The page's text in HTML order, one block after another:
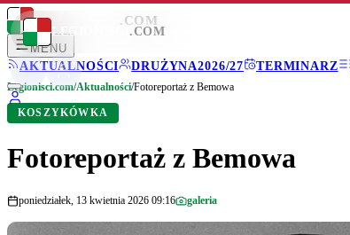
LEGIONISCI .COM
MENU
AKTUALNOŚCI
DRUŻYNA2026/27 TERMINARZ
LEGIONISCI .COM
Legionisci.com/Aktualności/Fotoreportaż z Bemowa
KOSZYKÓWKA
Fotoreportaż z Bemowa
poniedziałek, 13 kwietnia 2026 09:16 galeria